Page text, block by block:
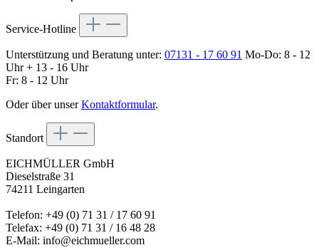
Service-Hotline
Unterstützung und Beratung unter: 07131 - 17 60 91 Mo-Do: 8 - 12
Uhr + 13 - 16 Uhr
Fr: 8 - 12 Uhr
Oder über unserKontaktformular.
Standort
EICHMÜLLER GmbH
Dieselstraße 31
74211 Leingarten
Telefon: +49 (0) 71 31 / 17 60 91
Telefax: +49 (0) 71 31 / 16 48 28
E-Mail: info@eichmueller.com